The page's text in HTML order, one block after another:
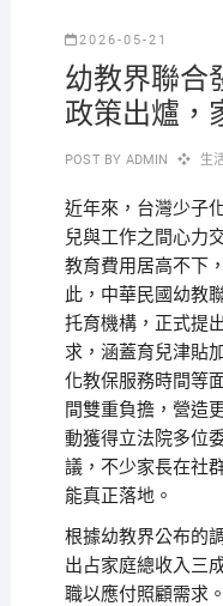
2026-05-21
幼教界聯合
政策出爐，
POST BY ADMIN 生
近年來，台灣少子
兒與工作之間心力
教育費用居高不下
此，中華民國幼教
托育機構，正式提
求，涵蓋育兒津貼
化教保服務時間等
間雙重負擔，營造
動獲得立法院多位
議，不少家長在社
能真正落地。
根據幼教界公布的
出占家庭總收入三
職以應付照顧需求